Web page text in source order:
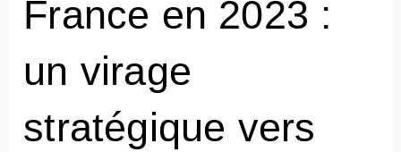
France en 2023 :
un virage
stratégique vers